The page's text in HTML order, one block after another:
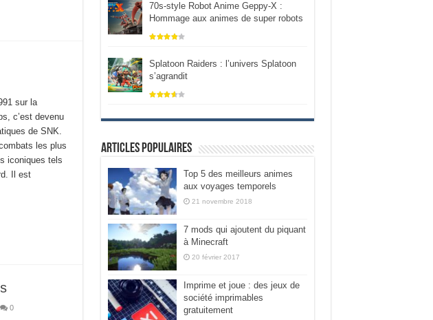
sur la
c’est devenu
de SNK.
les plus
iconiques tels
Il est
0
70s-style Robot Anime Geppy-X :
Hommage aux animes de super robots
Splatoon Raiders : l’univers Splatoon
s’agrandit
Articles populaires
Top 5 des meilleurs animes
aux voyages temporels
21 novembre 2018
7 mods qui ajoutent du piquant
à Minecraft
20 février 2017
Imprime et joue : des jeux de
société imprimables
gratuitement